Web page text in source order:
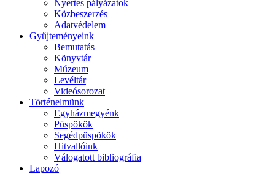
Nyertes pályázatok
Közbeszerzés
Adatvédelem
Gyűjteményeink
Bemutatás
Könyvtár
Múzeum
Levéltár
Videósorozat
Történelmünk
Egyházmegyénk
Püspökök
Segédpüspökök
Hitvallóink
Válogatott bibliográfia
Lapozó